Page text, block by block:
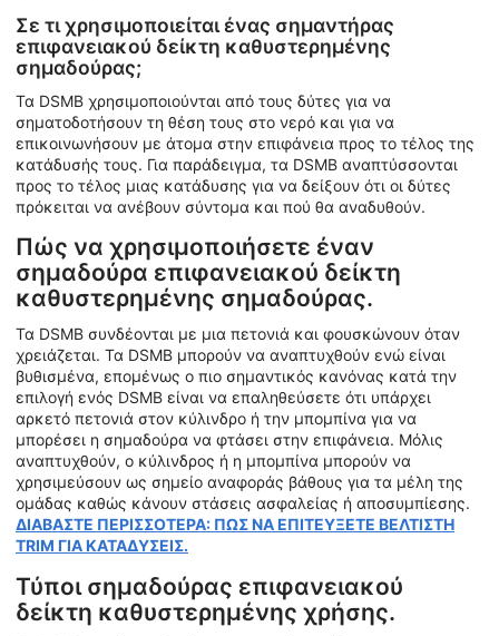
Σε τι χρησιμοποιείται ένας σημαντήρας
επιφανειακού δείκτη καθυστερημένης
σημαδούρας;
Τα DSMB χρησιμοποιούνται από τους δύτες για να
σηματοδοτήσουν τη θέση τους στο νερό και για να
επικοινωνήσουν με άτομα στην επιφάνεια προς το τέλος της
κατάδυσής τους. Για παράδειγμα, τα DSMB αναπτύσσονται
προς το τέλος μιας κατάδυσης για να δείξουν ότι οι δύτες
πρόκειται να ανέβουν σύντομα και πού θα αναδυθούν.
Πώς να χρησιμοποιήσετε έναν
σημαδούρα επιφανειακού δείκτη
καθυστερημένης σημαδούρας.
Τα DSMB συνδέονται με μια πετονιά και φουσκώνουν όταν
χρειάζεται. Τα DSMB μπορούν να αναπτυχθούν ενώ είναι
βυθισμένα, επομένως ο πιο σημαντικός κανόνας κατά την
επιλογή ενός DSMB είναι να επαληθεύσετε ότι υπάρχει
αρκετό πετονιά στον κύλινδρο ή την μπομπίνα για να
μπορέσει η σημαδούρα να φτάσει στην επιφάνεια. Μόλις
αναπτυχθούν, ο κύλινδρος ή η μπομπίνα μπορούν να
χρησιμεύσουν ως σημείο αναφοράς βάθους για τα μέλη της
ομάδας καθώς κάνουν στάσεις ασφαλείας ή αποσυμπίεσης.
ΔΙΑΒΑΣΤΕ ΠΕΡΙΣΣΟΤΕΡΑ: ΠΩΣ ΝΑ ΕΠΙΤΕΥΞΕΤΕ ΒΕΛΤΙΣΤΗ
TRIM ΓΙΑ ΚΑΤΑΔΥΣΕΙΣ.
Τύποι σημαδούρας επιφανειακού
δείκτη καθυστερημένης χρήσης.